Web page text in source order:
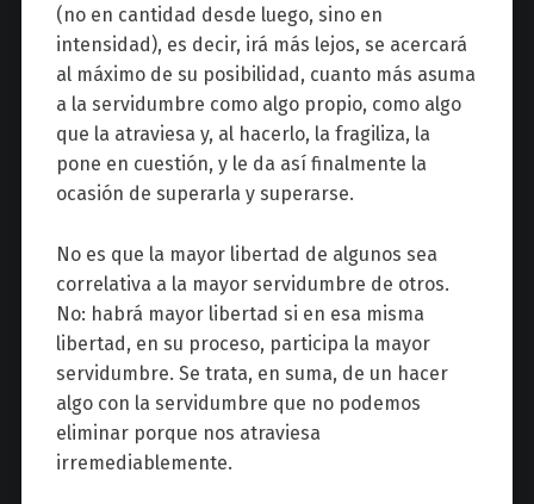
(no en cantidad desde luego, sino en
intensidad), es decir, irá más lejos, se acercará
al máximo de su posibilidad, cuanto más asuma
a la servidumbre como algo propio, como algo
que la atraviesa y, al hacerlo, la fragiliza, la
pone en cuestión, y le da así finalmente la
ocasión de superarla y superarse.
No es que la mayor libertad de algunos sea
correlativa a la mayor servidumbre de otros.
No: habrá mayor libertad si en esa misma
libertad, en su proceso, participa la mayor
servidumbre. Se trata, en suma, de un hacer
algo con la servidumbre que no podemos
eliminar porque nos atraviesa
irremediablemente.